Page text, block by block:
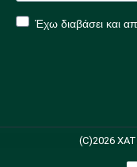
Έχω διαβάσει και
(C)2026